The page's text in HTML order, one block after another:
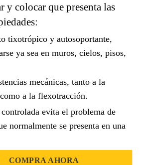
y colocar que presenta las
tixotrópico y autosoportante,
ya sea en muros, cielos, pisos,
mecánicas, tanto a la
a la flexotracción.
evita el problema de
normalmente se presenta en una
COMPRA AHORA